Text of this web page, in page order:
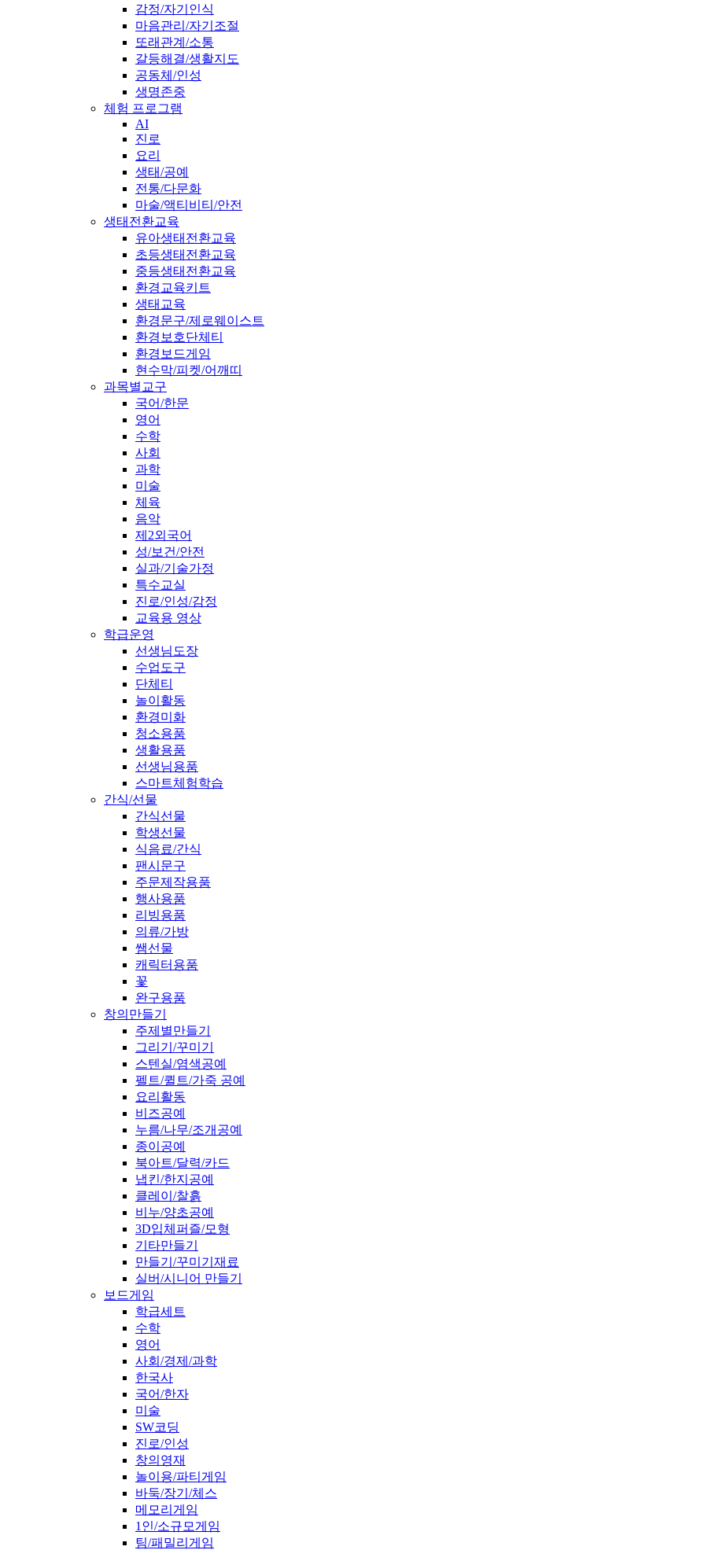
감정/자기인식
마음관리/자기조절
또래관계/소통
갈등해결/생활지도
공동체/인성
생명존중
체험 프로그램
AI
진로
요리
생태/공예
전통/다문화
마술/액티비티/안전
생태전환교육
유아생태전환교육
초등생태전환교육
중등생태전환교육
환경교육키트
생태교육
환경문구/제로웨이스트
환경보호단체티
환경보드게임
현수막/피켓/어깨띠
과목별교구
국어/한문
영어
수학
사회
과학
미술
체육
음악
제2외국어
성/보건/안전
실과/기술가정
특수교실
진로/인성/감정
교육용 영상
학급운영
선생님도장
수업도구
단체티
놀이활동
환경미화
청소용품
생활용품
선생님용품
스마트체험학습
간식/선물
간식선물
학생선물
식음료/간식
팬시문구
주문제작용품
행사용품
리빙용품
의류/가방
쌤선물
캐릭터용품
꽃
완구용품
창의만들기
주제별만들기
그리기/꾸미기
스텐실/염색공예
펠트/퀼트/가죽 공예
요리활동
비즈공예
누름/나무/조개공예
종이공예
북아트/달력/카드
냅킨/한지공예
클레이/찰흙
비누/양초공예
3D입체퍼즐/모형
기타만들기
만들기/꾸미기재료
실버/시니어 만들기
보드게임
학급세트
수학
영어
사회/경제/과학
한국사
국어/한자
미술
SW코딩
진로/인성
창의영재
놀이용/파티게임
바둑/장기/체스
메모리게임
1인/소규모게임
팀/패밀리게임